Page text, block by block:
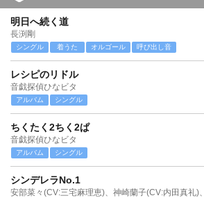
明日へ続く道
長渕剛
シングル 着うた オルゴール 呼び出し音
レシピのリドル
音戯探偵ひなビタ
アルバム シングル
ちくたく2ちく2ぱ
音戯探偵ひなビタ
アルバム シングル
シンデレラNo.1